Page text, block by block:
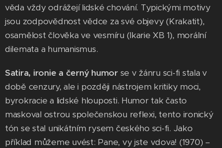
věda vždy odrážejí lidské chování. Typickými motivy
jsou zodpovědnost vědce za své objevy (Krakatit),
osamělost člověka ve vesmíru (Ikarie XB 1), morální
dilemata a humanismus.
Satira, ironie a černý humorse v žánru sci-fi stala v
době cenzury, ale i později nástrojem kritiky moci,
byrokracie a lidské hlouposti. Humor tak často
maskoval ostrou společenskou reflexi, tento ironický
tón se stal unikátním rysem českého sci-fi. Jako
příklad můžeme uvést: Pane, vy jste vdova! (1970) –